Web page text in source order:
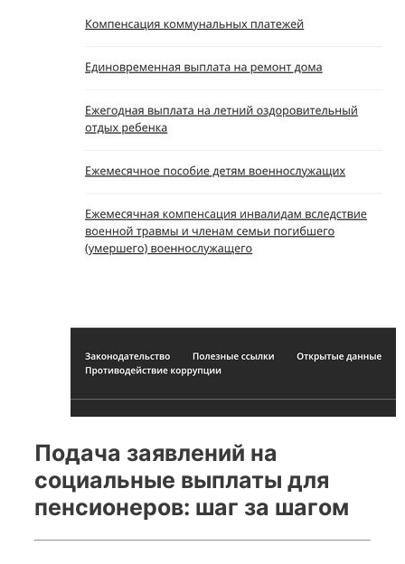
Подача заявлений на
социальные выплаты для
пенсионеров: шаг за шагом